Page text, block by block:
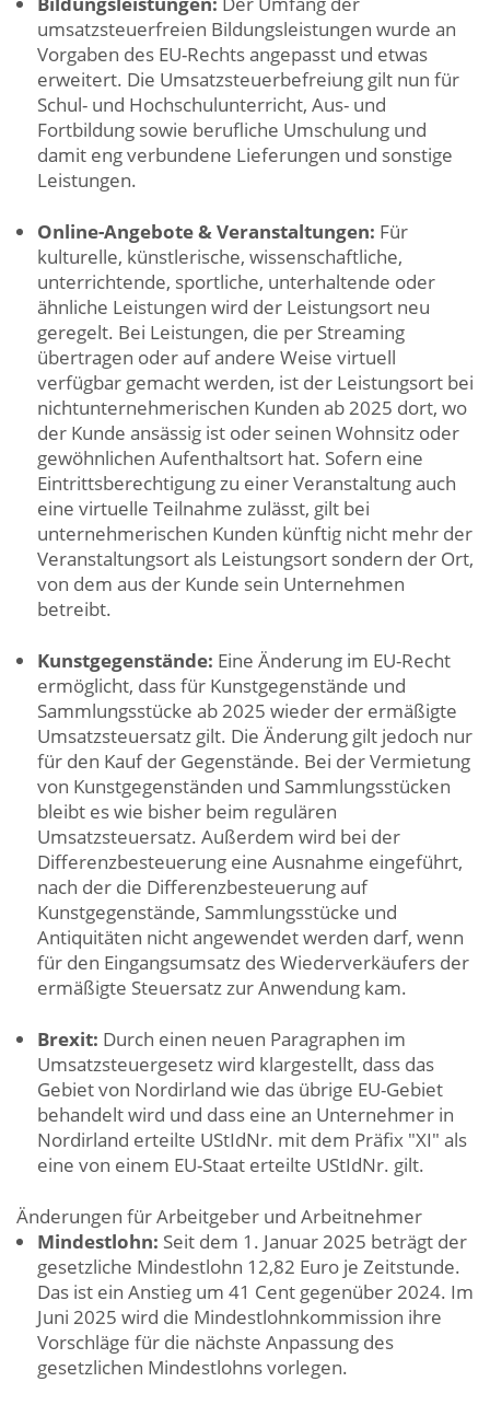
umsatzsteuerfreien Bildungsleistungen wurde an
Vorgaben des EU-Rechts angepasst und etwas
erweitert. Die Umsatzsteuerbefreiung gilt nun für
Schul- und Hochschulunterricht, Aus- und
Fortbildung sowie berufliche Umschulung und
damit eng verbundene Lieferungen und sonstige
Leistungen.
Online-Angebote & Veranstaltungen: Für
kulturelle, künstlerische, wissenschaftliche,
unterrichtende, sportliche, unterhaltende oder
ähnliche Leistungen wird der Leistungsort neu
geregelt. Bei Leistungen, die per Streaming
übertragen oder auf andere Weise virtuell
verfügbar gemacht werden, ist der Leistungsort bei
nichtunternehmerischen Kunden ab 2025 dort, wo
der Kunde ansässig ist oder seinen Wohnsitz oder
gewöhnlichen Aufenthaltsort hat. Sofern eine
Eintrittsberechtigung zu einer Veranstaltung auch
eine virtuelle Teilnahme zulässt, gilt bei
unternehmerischen Kunden künftig nicht mehr der
Veranstaltungsort als Leistungsort sondern der Ort,
von dem aus der Kunde sein Unternehmen
betreibt.
Kunstgegenstände: Eine Änderung im EU-Recht
ermöglicht, dass für Kunstgegenstände und
Sammlungsstücke ab 2025 wieder der ermäßigte
Umsatzsteuersatz gilt. Die Änderung gilt jedoch nur
für den Kauf der Gegenstände. Bei der Vermietung
von Kunstgegenständen und Sammlungsstücken
bleibt es wie bisher beim regulären
Umsatzsteuersatz. Außerdem wird bei der
Differenzbesteuerung eine Ausnahme eingeführt,
nach der die Differenzbesteuerung auf
Kunstgegenstände, Sammlungsstücke und
Antiquitäten nicht angewendet werden darf, wenn
für den Eingangsumsatz des Wiederverkäufers der
ermäßigte Steuersatz zur Anwendung kam.
Brexit: Durch einen neuen Paragraphen im
Umsatzsteuergesetz wird klargestellt, dass das
Gebiet von Nordirland wie das übrige EU-Gebiet
behandelt wird und dass eine an Unternehmer in
Nordirland erteilte UStIdNr. mit dem Präfix "XI" als
eine von einem EU-Staat erteilte UStIdNr. gilt.
Änderungen für Arbeitgeber und Arbeitnehmer
Mindestlohn: Seit dem 1. Januar 2025 beträgt der
gesetzliche Mindestlohn 12,82 Euro je Zeitstunde.
Das ist ein Anstieg um 41 Cent gegenüber 2024. Im
Juni 2025 wird die Mindestlohnkommission ihre
Vorschläge für die nächste Anpassung des
gesetzlichen Mindestlohns vorlegen.